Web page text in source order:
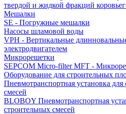
твердой и жидкой фракций
Мешалки
SE - Погружные мешалки
Насосы шламовой воды
VPH - Вертикальные
электродвигателем
Микрорешетки
SEPCOM Micro-filter MFT -
Оборудование для строительных
Пневмотранспортная установка
смесей
BLOBOY Пневмотранспортная
строительных смесей